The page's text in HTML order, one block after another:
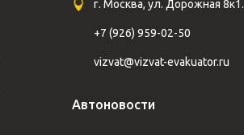
г. Москва, ул. Дорожная 8к1.
+7 (926) 959-02-50
vizvat@vizvat-evakuator.ru
Автоновости